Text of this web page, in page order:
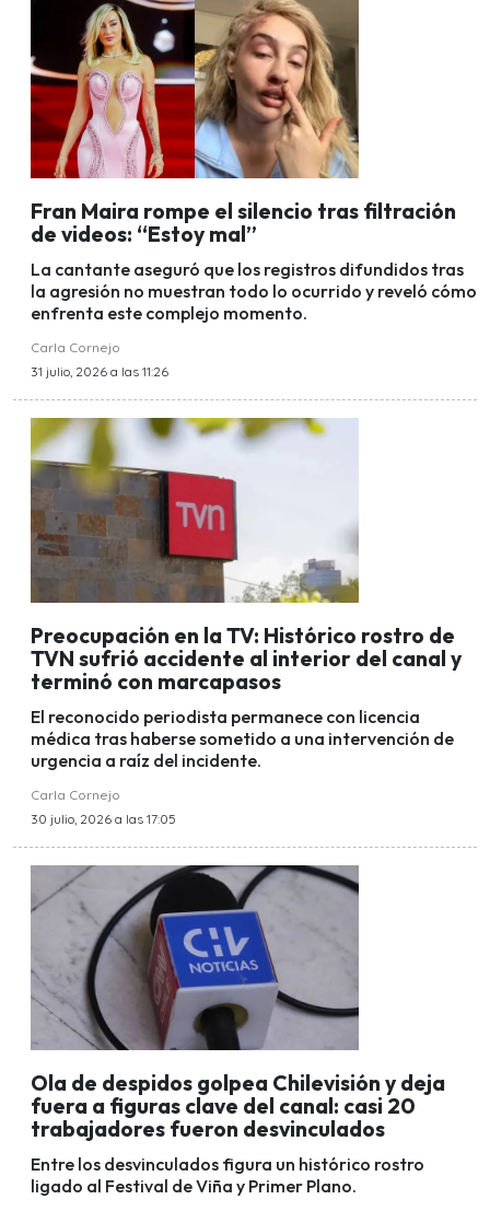
Fran Maira rompe el silencio tras filtración
de videos: “Estoy mal”
La cantante aseguró que los registros difundidos tras
la agresión no muestran todo lo ocurrido y reveló cómo
enfrenta este complejo momento.
Carla Cornejo
31 julio, 2026 a las 11:26
Preocupación en la TV: Histórico rostro de
TVN sufrió accidente al interior del canal y
terminó con marcapasos
El reconocido periodista permanece con licencia
médica tras haberse sometido a una intervención de
urgencia a raíz del incidente.
Carla Cornejo
30 julio, 2026 a las 17:05
Ola de despidos golpea Chilevisión y deja
fuera a figuras clave del canal: casi 20
trabajadores fueron desvinculados
Entre los desvinculados figura un histórico rostro
ligado al Festival de Viña y Primer Plano.